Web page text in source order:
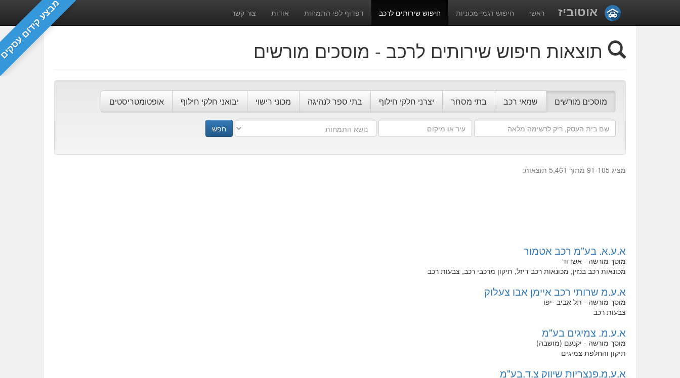
מבצע קידום אוטוביז ראשי חיפוש דגמי מכוניות חיפוש שירותים לרכב דפדוף לפי התמחות אודות צור קשר
תוצאות חיפוש שירותים לרכב - מוסכים מורשים
מוסכים מורשים שמאי רכב בתי מסחר יצרני חלקי חילוף בתי ספר לנהיגה מכוני רישוי יבואני חלקי חילוף אופטומטריסטים
שם
בית
עיר
או
נושא
התמחות
חפש
מציג 91-105 מתוך 5,461 תוצאות:
א.ע.א. בע"מ רכב אטמור
מוסך מורשה - אשדוד
מכונאות רכב בנזין, מכונאות רכב דיזל, תיקון מרכבי רכב, צבעות רכב
א.ע.מ שרותי רכב איימן אבו צעלוק
מוסך מורשה - תל אביב -יפו
צבעות רכב
א.ע.מ. צמיגים בע"מ
מוסך מורשה - יקנעם (מושבה)
תיקון והחלפת צמיגים
א.ע.מ.פנצריות שיווק צ.ד.בע"מ